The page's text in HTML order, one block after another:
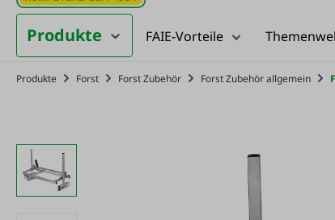
Produkte FAIE-Vorteile
Produkte Forst Forst Zubehör Forst Zubehör allgemein